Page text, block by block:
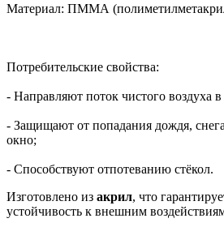
Материал: ПММА
Потребительские свойства:
- Направляют поток чистого воздуха
- Защищают от попадания дождя,
окно;
- Способствуют отпотеванию стёкол.
Изготовлено из акрил, что
устойчивость к внешним